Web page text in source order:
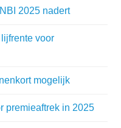
2025 nadert
voor
mogelijk
premieaftrek in 2025